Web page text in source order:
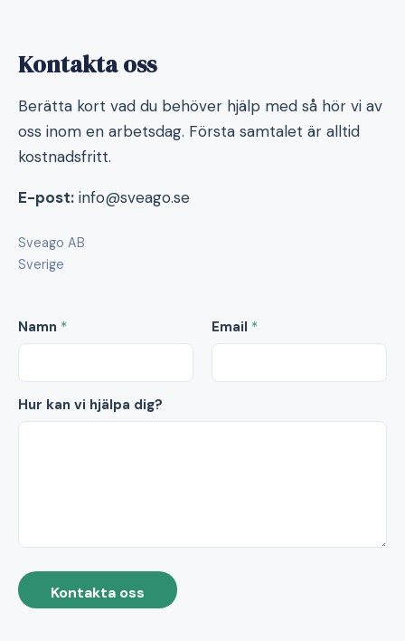
Kontakta oss
Berätta kort vad du behöver hjälp med så hör vi av
oss inom en arbetsdag. Första samtalet är alltid
kostnadsfritt.
E-post: info@sveago.se
Sveago AB
Sverige
Namn * Email *
Hur kan vi hjälpa dig?
Kontakta oss